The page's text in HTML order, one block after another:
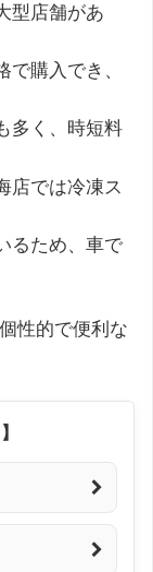
型店舗があ
購入でき、
多く、時短料
店では冷凍ス
るため、車で
性的で便利な